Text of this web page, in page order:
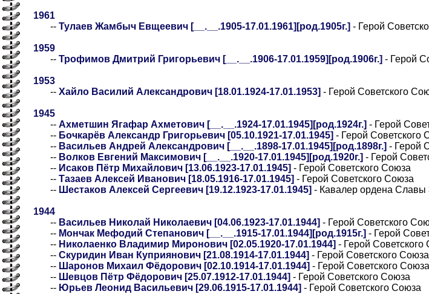
1961
-- Тулаев Жамбыч Евщеевич [__.__.1905-17.01.1961][род.1905г.] - Герой
1959
-- Трофимов Дмитрий Григорьевич [__.__.1906-17.01.1959][род.1906г.] - Герой
1953
-- Хайло Василий Александрович [18.01.1924-17.01.1953] - Герой Советского
1945
-- Ахметшин Ягафар Ахметович [__.__.1924-17.01.1945][род.1924г.] - Герой
-- Бочкарёв Александр Григорьевич [05.10.1921-17.01.1945] - Герой Советского
-- Васильев Андрей Александрович [__.__.1898-17.01.1945][род.1898г.] - Герой
-- Волков Евгений Максимович [__.__.1920-17.01.1945][род.1920г.] - Герой
-- Исаков Пётр Михайлович [13.06.1923-17.01.1945] - Герой Советского Союза
-- Тазаев Алексей Иванович [18.05.1916-17.01.1945] - Герой Советского Союза
-- Шестаков Алексей Сергеевич [19.12.1923-17.01.1945] - Кавалер ордена Славы
1944
-- Васильев Николай Николаевич [04.06.1923-17.01.1944] - Герой Советского
-- Мончак Мефодий Степанович [__.__.1915-17.01.1944][род.1915г.] - Герой
-- Николаенко Владимир Миронович [02.05.1920-17.01.1944] - Герой Советского
-- Скуридин Иван Куприянович [21.08.1914-17.01.1944] - Герой Советского Союза
-- Шаронов Михаил Фёдорович [02.10.1914-17.01.1944] - Герой Советского Союза
-- Шевцов Пётр Фёдорович [25.07.1912-17.01.1944] - Герой Советского Союза
-- Юрьев Леонид Васильевич [29.06.1915-17.01.1944] - Герой Советского Союза